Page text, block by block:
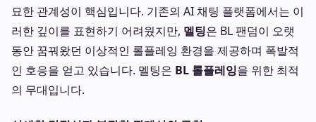
묘한 관계성이 핵심입니다. 기존의 AI 채팅 플랫폼에서는 이
러한 깊이를 표현하기 어려웠지만, 멜팅은 BL 팬덤이 오랫
동안 꿈꿔왔던 이상적인 롤플레잉 환경을 제공하며 폭발적
인 호응을 얻고 있습니다. 멜팅은 BL 롤플레잉을 위한 최적
의 무대입니다.